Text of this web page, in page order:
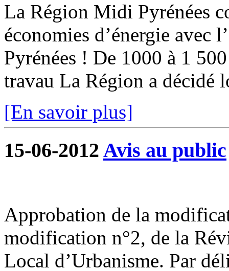
La Région Midi Pyrénées
économies d’énergie avec
Pyrénées ! De 1000 à 1
travau La Région a décidé
[En savoir plus]
15-06-2012 Avis au public
Approbation de la
modification n°2, de la
Local d’Urbanisme. Par